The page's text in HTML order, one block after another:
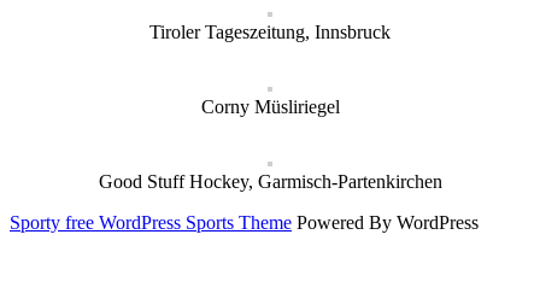
Tiroler Tageszeitung, Innsbruck
Corny Müsliriegel
Good Stuff Hockey, Garmisch-Partenkirchen
Sporty free WordPress Sports Theme Powered By WordPress